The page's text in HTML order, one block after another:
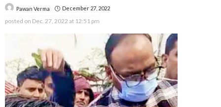
Pawan Verma December 27, 2022
posted on Dec. 27, 2022 at 12:51 pm